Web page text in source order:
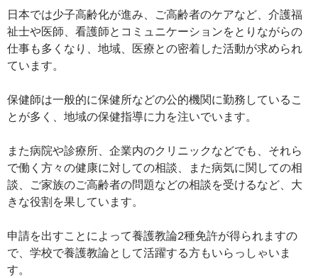
日本では少子高齢化が進み、ご高齢者のケアなど、介護福
祉士や医師、看護師とコミュニケーションをとりながらの
仕事も多くなり、地域、医療との密着した活動が求められ
ています。
保健師は一般的に保健所などの公的機関に勤務しているこ
とが多く、地域の保健指導に力を注いでいます。
また病院や診療所、企業内のクリニックなどでも、それら
で働く方々の健康に対しての相談、また病気に関しての相
談、ご家族のご高齢者の問題などの相談を受けるなど、大
きな役割を果しています。
申請を出すことによって養護教論2種免許が得られますの
で、学校で養護教論として活躍する方もいらっしゃいま
す。